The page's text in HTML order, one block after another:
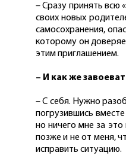
– Сразу принять всю
своих новых
самосохранения,
которому он
этим приглашением.
– И как же
– С себя. Нужно
погрузившись
но ничего мне за
позже и не от меня,
исправить ситуацию.